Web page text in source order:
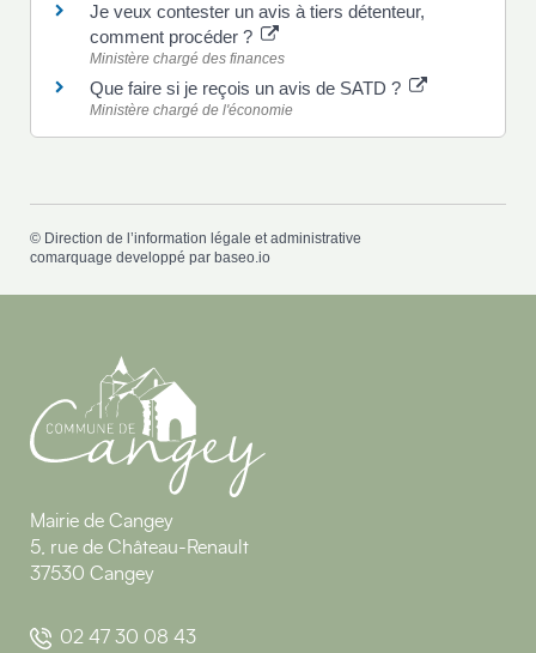
Je veux contester un avis à tiers détenteur,
comment procéder ?
Ministère chargé des finances
Que faire si je reçois un avis de SATD ?
Ministère chargé de l'économie
© Direction de l’information légale et administrative
comarquage developpé par baseo.io
Mairie de Cangey
5, rue de Château-Renault
37530 Cangey
02 47 30 08 43